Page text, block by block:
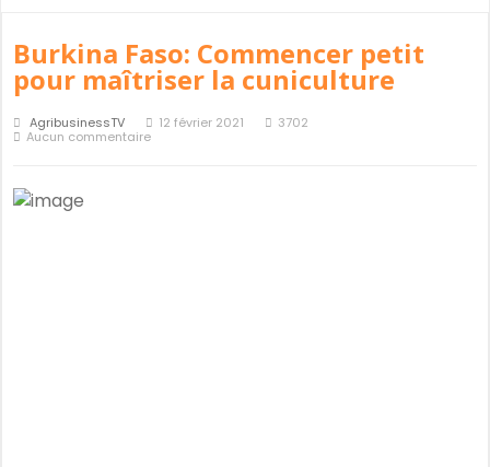
Burkina Faso: Commencer petit
pour maîtriser la cuniculture
AgribusinessTV 12 février 2021
3702
Aucun commentaire